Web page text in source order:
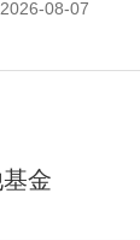
08-07
金